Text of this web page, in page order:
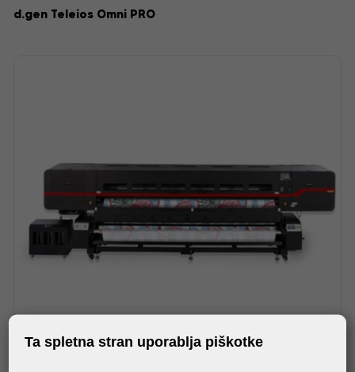
d.gen Teleios Omni PRO
Ta spletna stran uporablja piškotke